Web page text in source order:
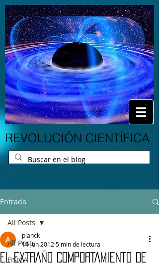
REVOLUCIÓN CIENTÍFICA
Entrada
All Posts
FISICA
All Posts
EL EXTRAÑO COMPORTAMIENTO DE
planck
14 jun 2012 5 min de lectura